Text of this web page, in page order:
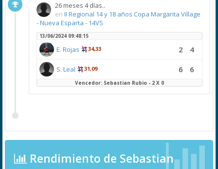
26 meses 4 días..
en II Regional 14 y 18 años Copa Margarita Village
- Nueva Esparta - 14VS
13/06/2024 09:48:15
E. Rojas 34,33 2 4
S. Leal 31,09 6 6
Vencedor: Sebastian Rubio - 2 X 0
Rendimiento de Sebastian